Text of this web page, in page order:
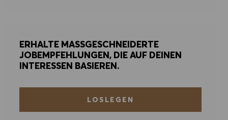
ERHALTE MASSGESCHNEIDERTE
JOBEMPFEHLUNGEN, DIE AUF DEINEN
INTERESSEN BASIEREN.
LOSLEGEN